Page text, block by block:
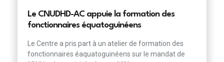
Le CNUDHD-AC appuie la formation des
fonctionnaires équatoguinéens
Le Centre a pris part à un atelier de formation des
fonctionnaires éaquatoguinéens sur le mandat de